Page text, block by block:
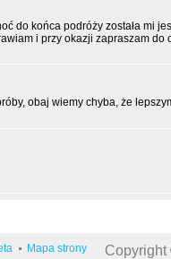
do końca podróży została mi
i przy okazji zapraszam do
obaj wiemy chyba, że
Mapa strony